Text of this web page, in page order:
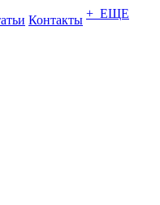
Контакты + ЕЩЕ